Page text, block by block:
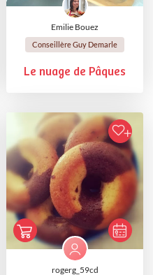
Emilie Bouez
Conseillère Guy Demarle
Le nuage de Pâques
rogerg_59cd